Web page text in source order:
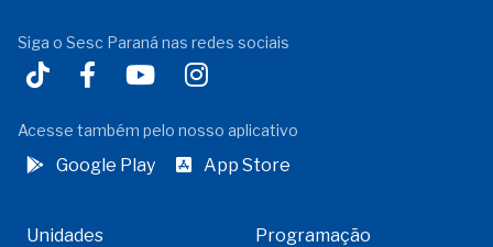
Siga o Sesc Paraná nas redes sociais
Acesse também pelo nosso aplicativo
Google Play App Store
Unidades Programação